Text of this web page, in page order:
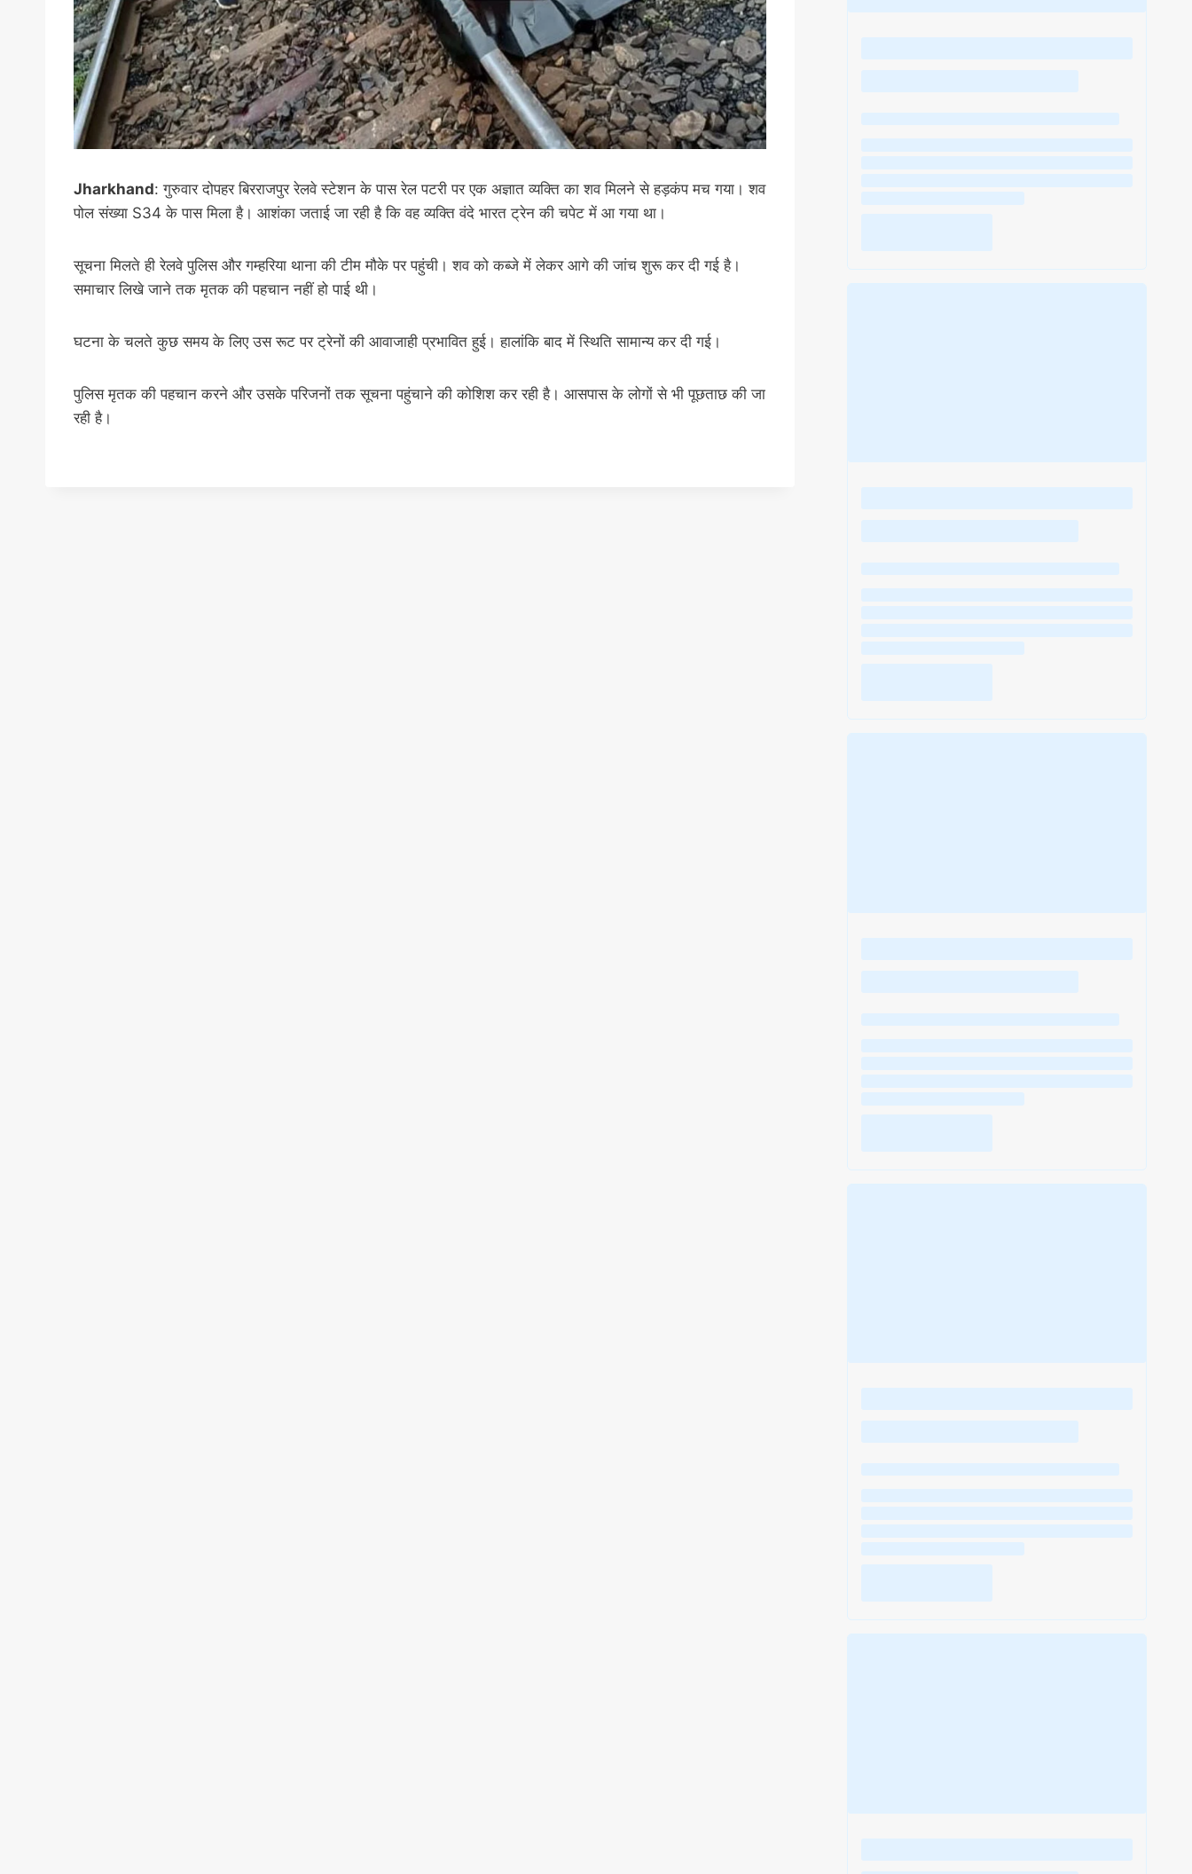
Jharkhand: गुरुवार दोपहर बिरराजपुर रेलवे स्टेशन के पास रेल पटरी पर एक अज्ञात व्यक्ति का शव मिलने से हड़कंप मच गया। शव
पोल संख्या S34 के पास मिला है। आशंका जताई जा रही है कि वह व्यक्ति वंदे भारत ट्रेन की चपेट में आ गया था।
सूचना मिलते ही रेलवे पुलिस और गम्हरिया थाना की टीम मौके पर पहुंची। शव को कब्जे में लेकर आगे की जांच शुरू कर दी गई है।
समाचार लिखे जाने तक मृतक की पहचान नहीं हो पाई थी।
घटना के चलते कुछ समय के लिए उस रूट पर ट्रेनों की आवाजाही प्रभावित हुई। हालांकि बाद में स्थिति सामान्य कर दी गई।
पुलिस मृतक की पहचान करने और उसके परिजनों तक सूचना पहुंचाने की कोशिश कर रही है। आसपास के लोगों से भी पूछताछ की जा
रही है।